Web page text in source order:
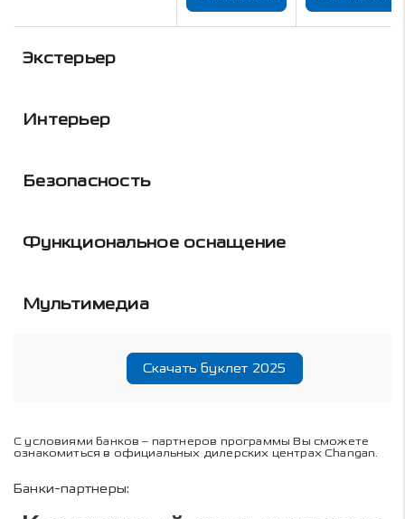
Экстерьер
Интерьер
Безопасность
Функциональное оснащение
Мультимедиа
Скачать буклет 2025
С условиями банков – партнеров программы Вы сможете
ознакомиться в официальных дилерских центрах Changan.
Банки-партнеры: